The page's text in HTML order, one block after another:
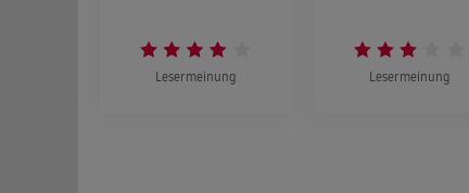
Lesermeinung Lesermeinung